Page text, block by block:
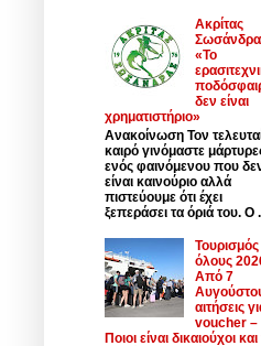
Ακρίτας
«Το
δεν είναι
χρηματιστήριο»
Ανακοίνωση Τον
καιρό γινόμαστε
ενός φαινόμενου που
είναι καινούριο αλλά
πιστεύουμε ότι έχει
ξεπεράσει τα όριά του. Ο
Τουρισμός
όλους
Από 7
αιτήσεις
voucher –
Ποιοι είναι δικαιούχοι